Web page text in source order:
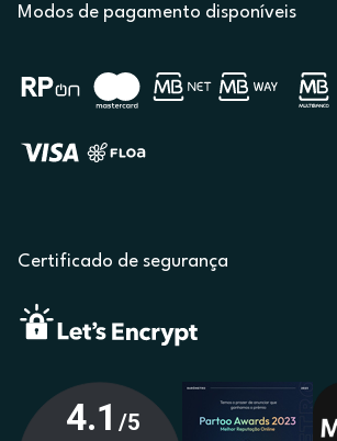
Modos de pagamento disponíveis
Certificado de segurança